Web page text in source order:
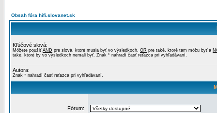
Obsah fóra hifi.slovanet.sk
Kľúčové slová:
Môžete použiť AND pre slová, ktoré musia byť vo výsledkoch, OR pre také, ktoré tam môžu byť a
také, ktoré by vo výsledkoch nemali byť. Znak * nahradí časť reťazca pri vyhľadávaní.
Autora:
Znak * nahradí časť reťazca pri vyhľadávaní.
Fórum: